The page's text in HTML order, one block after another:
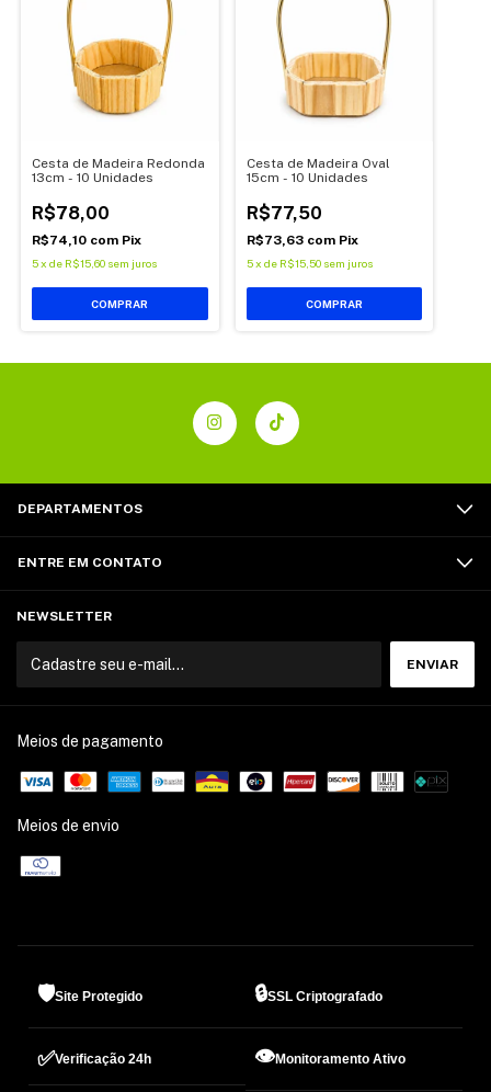
Cesta de Madeira Redonda
13cm - 10 Unidades
R$78,00
R$74,10 com Pix
5x de R$15,60 sem juros
Cesta de Madeira Oval
15cm - 10 Unidades
R$77,50
R$73,63 com Pix
5 x de R$15,50 sem juros
DEPARTAMENTOS
ENTRE EM CONTATO
NEWSLETTER
Meios de pagamento
Meios de envio
🛡️Site Protegido 🔒SSL Criptografado
✅Verificação 24h 👁️Monitoramento Ativo